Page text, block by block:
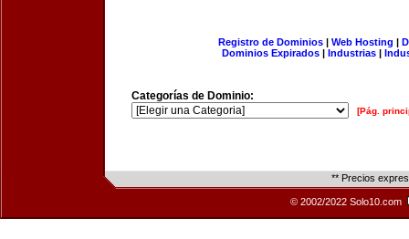
Registro de Dominios| Web Hosting |
Dominios Expirados | Industrias |
Categorías de Dominio:
[Pág.
** Precios
© 2002/2022 Solo10.com